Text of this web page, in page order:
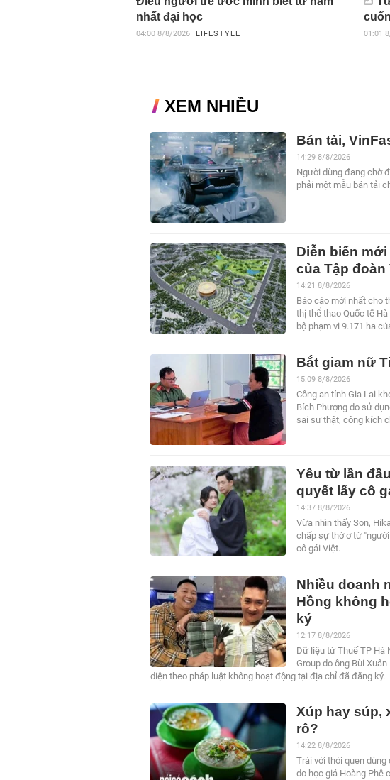
nhất đại học
04:00 8/8/2026 LIFESTYLE 01:01
XEM NHIỀU
Bán tải,
14:29 8/8/2026
Người dùng đang chờ
phải một mẫu bán tải
Diễn biến
của Tập
14:21 8/8/2026
Báo cáo mới nhất cho
thị thể thao Quốc tế
bộ phạm vi 9.171 ha
Bắt giam nữ
15:09 8/8/2026
Công an tỉnh Gia Lai
Bích Phượng do sử
sai sự thật, công kích
Yêu từ lần
quyết lấy cô
14:37 8/8/2026
Vừa nhìn thấy Son,
chấp sự thờ ơ từ
cô gái Việt.
Nhiều doanh
Hồng không
ký
12:17 8/8/2026
Dữ liệu từ Thuế TP Hà
Group do ông Bùi
diện theo pháp luật không hoạt động tại địa chỉ đã đăng ký.
Xúp hay súp,
rô?
14:22 8/8/2026
Trái với thói quen
do học giả Hoàng Phê